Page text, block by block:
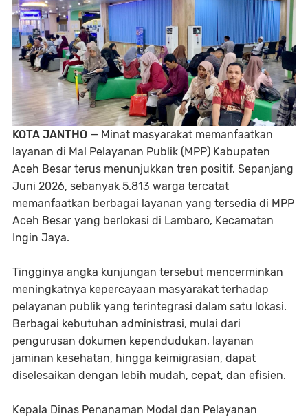
KOTA JANTHO — Minat masyarakat memanfaatkan
layanan di Mal Pelayanan Publik (MPP) Kabupaten
Aceh Besar terus menunjukkan tren positif. Sepanjang
Juni 2026, sebanyak 5.813 warga tercatat
memanfaatkan berbagai layanan yang tersedia di MPP
Aceh Besar yang berlokasi di Lambaro, Kecamatan
Ingin Jaya.
Tingginya angka kunjungan tersebut mencerminkan
meningkatnya kepercayaan masyarakat terhadap
pelayanan publik yang terintegrasi dalam satu lokasi.
Berbagai kebutuhan administrasi, mulai dari
pengurusan dokumen kependudukan, layanan
jaminan kesehatan, hingga keimigrasian, dapat
diselesaikan dengan lebih mudah, cepat, dan efisien.
Kepala Dinas Penanaman Modal dan Pelayanan